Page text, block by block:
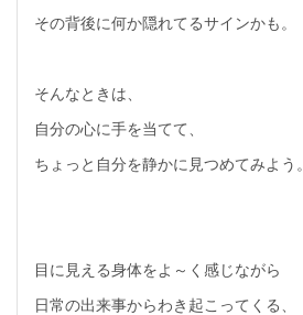
その背後に何か隠れてるサインかも。
そんなときは、
自分の心に手を当てて、
ちょっと自分を静かに見つめてみよう。
目に見える身体をよ～く感じながら
日常の出来事からわき起こってくる、